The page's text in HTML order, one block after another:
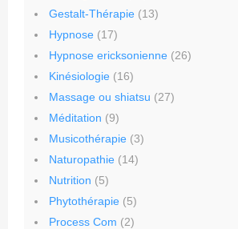
Gestalt-Thérapie (13)
Hypnose (17)
Hypnose ericksonienne (26)
Kinésiologie (16)
Massage ou shiatsu (27)
Méditation (9)
Musicothérapie (3)
Naturopathie (14)
Nutrition (5)
Phytothérapie (5)
Process Com (2)